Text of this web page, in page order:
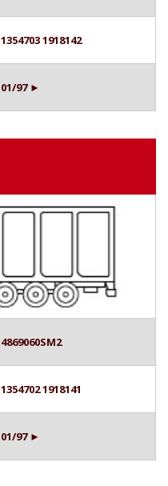
1354703 1918142
01/97 ►
4869060SM2
1354702 1918141
01/97 ►